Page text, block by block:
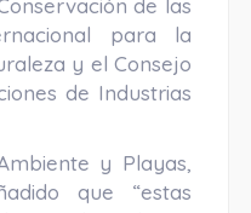
de las
para la
y el Consejo
de Industrias
y Playas,
que “estas